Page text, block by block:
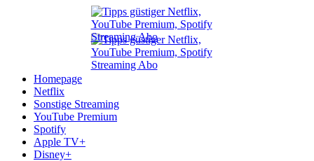
Homepage
Netflix
Sonstige Streaming
YouTube Premium
Spotify
Apple TV+
Disney+